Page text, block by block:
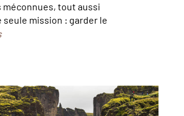
méconnues, tout aussi
mission : garder le